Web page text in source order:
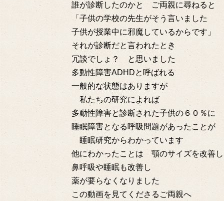
誰が診断したのかと ご両親に尋ねると
「子供の学校の先生がそう言いました
子供が授業中に邪魔しているからです」
それが診断だと言われたとき
冗談でしょ？ と思いました
多動性障害ADHDと呼ばれる
一般的な状態はありますが
私たちの研究によれば
多動性障害と診断された子供の６０％に
睡眠障害となる呼吸問題があったことが
睡眠研究からわかっています
他にわかったことは 顎のサイズを改善
鼻呼吸や睡眠も改善し
薬が要らなくなりました
この動画を見てくださるご両親へ